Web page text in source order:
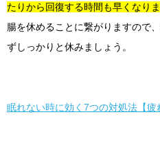
たりから回復する時間も早くなりま
腸を休めることに繋がりますので
ずしっかりと休みましょう。
眠れない時に効く7つの対処法【疲